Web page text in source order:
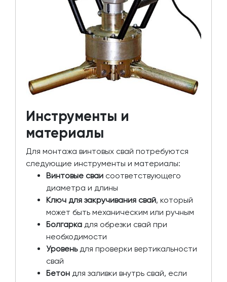
Инструменты и
материалы
Для монтажа винтовых свай потребуются
следующие инструменты и материалы:
Винтовые сваи соответствующего
диаметра и длины
Ключ для закручивания свай, который
может быть механическим или ручным
Болгарка для обрезки свай при
необходимости
Уровеньдля проверки вертикальности
свай
Бетон для заливки внутрь свай, если